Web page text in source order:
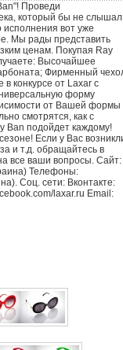
Проведи
который бы не слышал
вот уже
Мы рады представить
ценам. Покупая Ray
Высочайшее
Фирменный
в конкурсе от Laxar с
форму
от Вашей формы
смотрятся, как с
Ban подойдет каждому!
Если у Вас
и т.д. обращайтесь в
все ваши вопросы. Сайт:
Телефоны:
Соц. сети: Вконтакте:
laxar.ru Email: